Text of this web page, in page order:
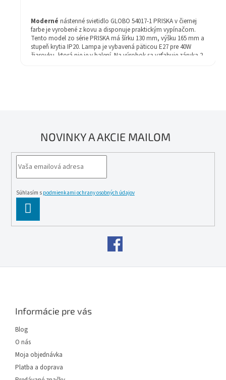
Moderné nástenné svietidlo GLOBO 54017-1 PRISKA v čiernej
farbe je vyrobené z kovu a disponuje praktickým vypínačom.
Tento model zo série PRISKA má šírku 130 mm, výšku 165 mm a
stupeň krytia IP20. Lampa je vybavená päticou E27 pre 40W
žiarovku, ktorá nie je v balení. Na výrobok sa vzťahuje záruka 2
NOVINKY A AKCIE MAILOM
Súhlasím s podmienkami ochrany osobných údajov
SE
Informácie pre vás
Blog
O nás
Moja objednávka
Platba a doprava